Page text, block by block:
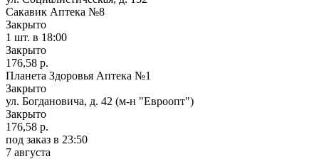
Сакавик Аптека №8
Закрыто
1 шт. в 18:00
Закрыто
176,58 р.
Планета Здоровья Аптека №1
Закрыто
ул. Богдановича, д. 42 (м-н "Евроопт")
Закрыто
176,58 р.
под заказ в 23:50
7 августа